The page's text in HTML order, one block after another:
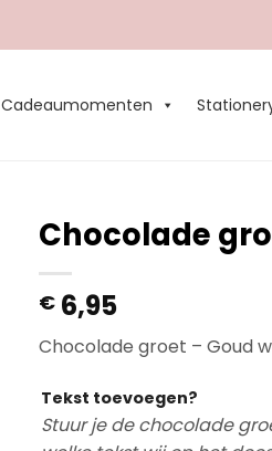
Cadeaumomenten
Chocolade
€ 6,95
Chocolade groet – Goud
Tekst toevoegen?
Stuur je de chocolade